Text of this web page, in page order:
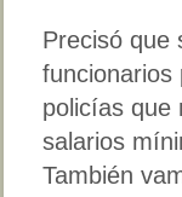
Precisó que
funcionarios
policías que
salarios
También